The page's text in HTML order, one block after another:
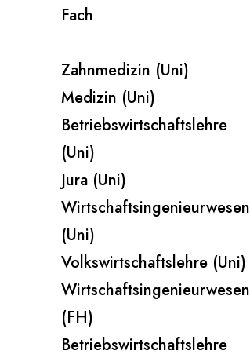
Fach
Zahnmedizin (Uni)
Medizin (Uni)
Betriebswirtschaftslehre
(Uni)
Jura (Uni)
Wirtschaftsingenieurwesen
(Uni)
Volkswirtschaftslehre (Uni)
Wirtschaftsingenieurwesen
(FH)
Betriebswirtschaftslehre